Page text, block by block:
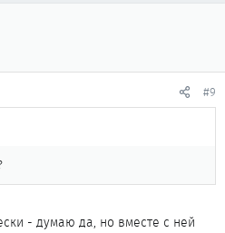
#9
- думаю да, но вместе с ней